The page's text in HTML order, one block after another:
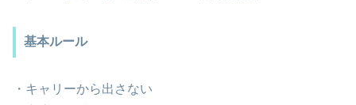
基本ルール
・キャリーから出さない